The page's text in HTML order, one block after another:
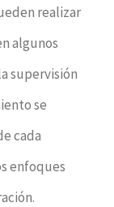
realizar
algunos
supervisión
se
cada
enfoques